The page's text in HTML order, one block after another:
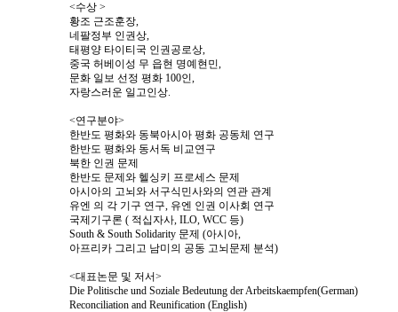
<수상 >
황조 근조훈장,
네팔정부 인권상,
태평양 타이티국 인권공로상,
중국 허베이성 무 읍현 명예현민,
문화 일보 선정 평화 100인,
자랑스러운 일고인상.
<연구분야>
한반도 평화와 동북아시아 평화 공동체 연구
한반도 평화와 동서독 비교연구
북한 인권 문제
한반도 문제와 헬싱키 프로세스 문제
아시아의 고뇌와 서구식민사와의 연관 관계
유엔 의 각 기구 연구, 유엔 인권 이사회 연구
국제기구론 ( 적십자사, ILO, WCC 등)
South & South Solidarity 문제 (아시아,
아프리카 그리고 남미의 공동 고뇌문제 분석)
<대표논문 및 저서>
Die Politische und Soziale Bedeutung der Arbeitskaempfen(German)
Reconciliation and Reunification (English)